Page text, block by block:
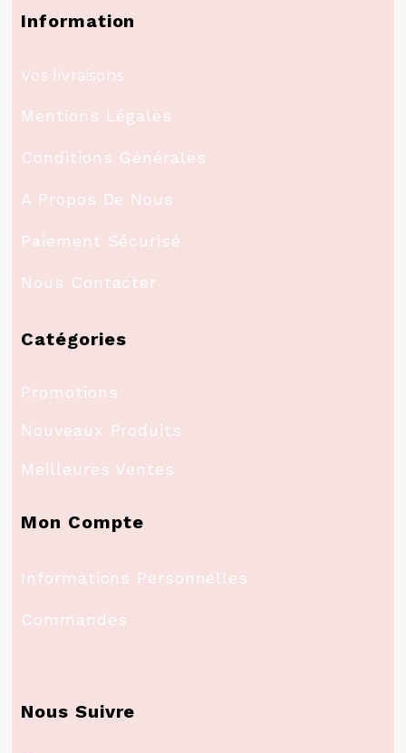
Information
Vos livraisons
Mentions Légales
Conditions Générales
A Propos De Nous
Paiement Sécurisé
Nous Contacter
Catégories
Promotions
Nouveaux Produits
Meilleures Ventes
Mon Compte
Informations Personnelles
Commandes
Nous Suivre